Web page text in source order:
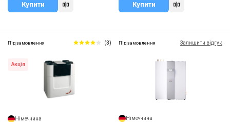
Купити Купити
Під замовлення (3)
Акція
Німеччина
Під замовлення Залишити відгук
Німеччина